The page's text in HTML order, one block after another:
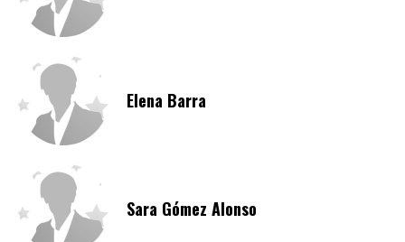
Elena Barra
Sara Gómez Alonso